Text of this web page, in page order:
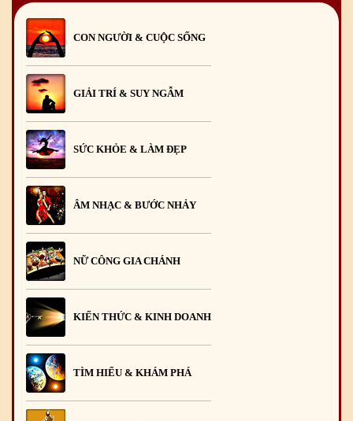
CON NGƯỜI & CUỘC SỐNG
GIẢI TRÍ & SUY NGẪM
SỨC KHỎE & LÀM ĐẸP
ÂM NHẠC & BƯỚC NHẢY
NỮ CÔNG GIA CHÁNH
KIẾN THỨC & KINH DOANH
TÌM HIỂU & KHÁM PHÁ